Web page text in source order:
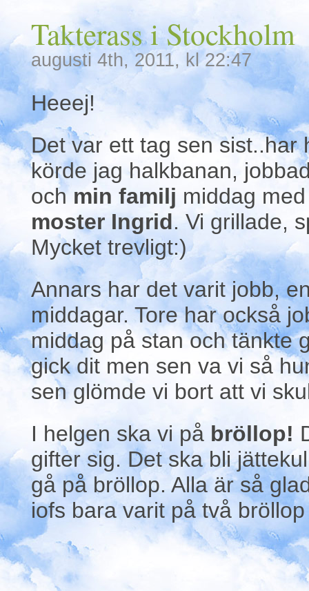
Takterass i Stockholm
augusti 4th, 2011, kl 22:47
Heeej!
Det var ett tag sen sist..har
körde jag halkbanan,
och min familj middag
moster Ingrid. Vi grillade,
Mycket trevligt:)
Annars har det varit jobb,
middagar. Tore har också
middag på stan och tänkte
gick dit men sen va vi så
sen glömde vi bort att vi
I helgen ska vi på bröllop!
gifter sig. Det ska bli
gå på bröllop. Alla är så
iofs bara varit på två